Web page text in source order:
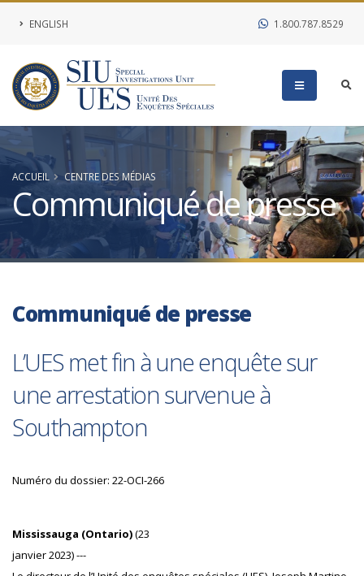
ENGLISH 1.800.787.8529
ACCUEIL CENTRE DES MÉDIAS
Communiqué de presse
Communiqué de presse
L’UES met fin à une enquête sur
une arrestation survenue à
Southampton
Numéro du dossier: 22-OCI-266
Mississauga (Ontario)(23
janvier 2023) ---